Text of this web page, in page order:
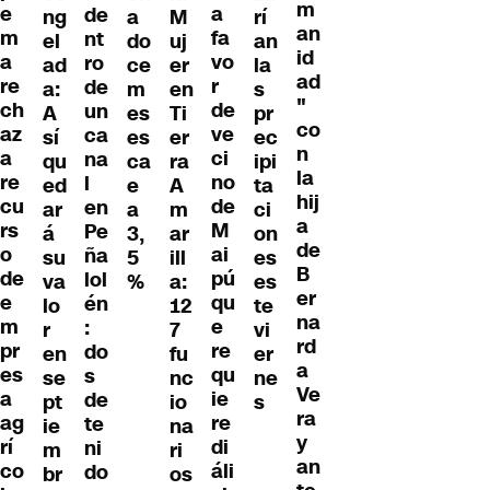
e
m
a
re
ch
az
a
re
cu
rs
o
de
e
m
pr
es
a
ag
rí
co
ng
el
ad
a:
A
sí
qu
ed
ar
á
su
va
lo
r
en
se
pt
ie
m
br
de
nt
ro
de
un
ca
na
l
en
Pe
ña
lol
én
:
do
s
de
te
ni
do
a
do
ce
m
es
es
ca
e
a
3,
5
%
M
uj
er
en
Ti
er
ra
A
m
ar
ill
a:
12
7
fu
nc
io
na
ri
os
a
fa
vo
r
de
ve
ci
no
de
M
ai
pú
qu
e
re
qu
ie
re
di
áli
rí
an
la
s
pr
ec
ipi
ta
ci
on
es
es
te
vi
er
ne
s
m
an
id
ad
"
co
n
la
hij
a
de
B
er
na
rd
a
Ve
ra
y
an